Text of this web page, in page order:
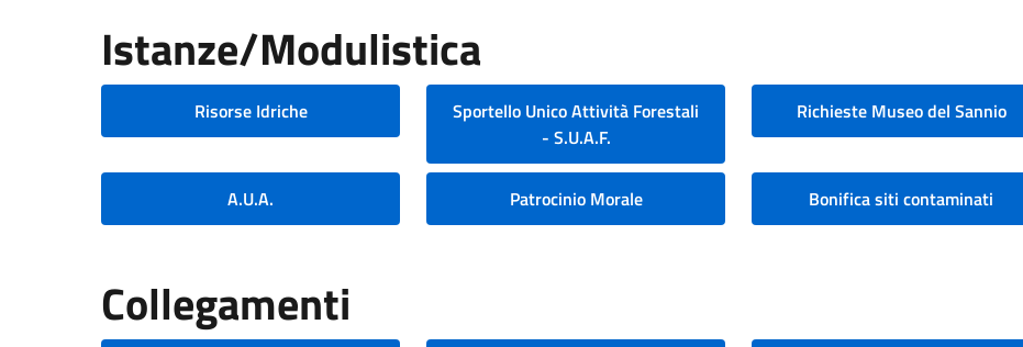
Istanze/Modulistica
Risorse Idriche
Sportello Unico Attività Forestali
- S.U.A.F.
Richieste Museo del Sannio
A.U.A. Patrocinio Morale Bonifica siti contaminati
Collegamenti